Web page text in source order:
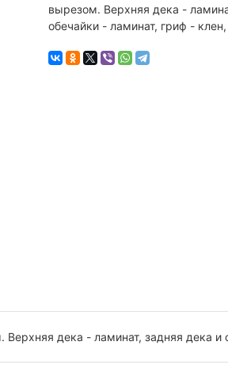
вырезом. Верхняя дека -
обечайки - ламинат, гриф -
дека - ламинат, задняя дека и